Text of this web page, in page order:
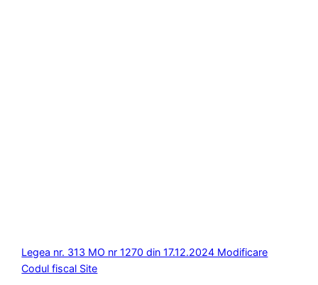
Legea nr. 313 MO nr 1270 din 17.12.2024 Modificare
Codul fiscal Site